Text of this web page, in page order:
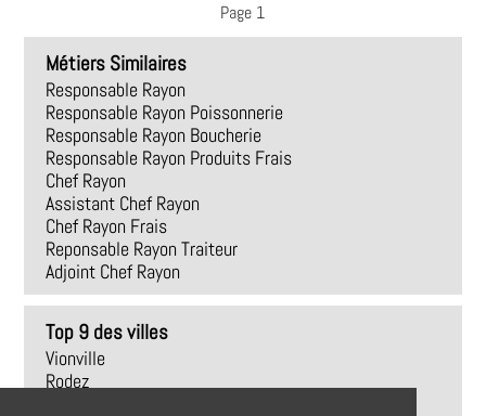
Page 1
Métiers Similaires
Responsable Rayon
Responsable Rayon Poissonnerie
Responsable Rayon Boucherie
Responsable Rayon Produits Frais
Chef Rayon
Assistant Chef Rayon
Chef Rayon Frais
Reponsable Rayon Traiteur
Adjoint Chef Rayon
Top 9 des villes
Vionville
Rodez